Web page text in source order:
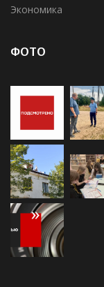
Хваловское СП